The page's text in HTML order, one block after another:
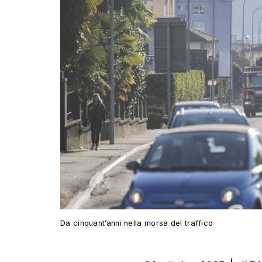
Da cinquant’anni nella morsa del traffico